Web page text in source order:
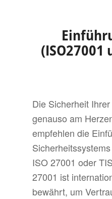
(ISO27001
Die Sicherheit
genauso am
empfehlen die
ISO 27001 oder
27001 ist
bewährt, um